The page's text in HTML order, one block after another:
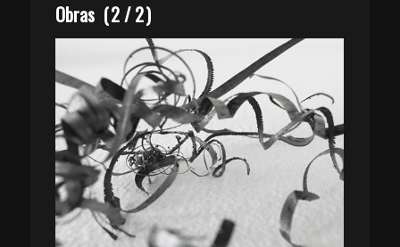
Obras (2/2)